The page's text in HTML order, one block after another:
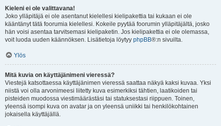
Kieleni ei ole valittavana!
Joko ylläpitäjä ei ole asentanut kielellesi kielipakettia tai kukaan ei ole
kääntänyt tätä foorumia kielellesi. Kokeile pyytää foorumin ylläpitäjältä, josko
hän voisi asentaa tarvitsemasi kielipaketin. Jos kielipakettia ei ole olemassa,
voit luoda uuden käännöksen. Lisätietoja löytyy phpBB®:n sivuilta.
Ylös
Mitä kuvia on käyttäjänimeni vieressä?
Viestejä katsottaessa käyttäjänimen vieressä saattaa näkyä kaksi kuvaa. Yksi
niistä voi olla arvonimeesi liitetty kuva esimerkiksi tähtien, laatikoiden tai
pisteiden muodossa viestimäärästäsi tai statuksestasi riippuen. Toinen,
yleensä isompi kuva on avatar ja on yleensä uniikki tai henkilökohtainen
jokaisella käyttäjällä.